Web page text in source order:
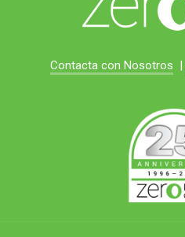
Contacta con Nosotros |